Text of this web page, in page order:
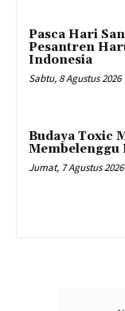
Pasca Hari
Pesantren
Indonesia
Sabtu, 8 Agustus 2026
Budaya Toxic
Membelenggu
Jumat, 7 Agustus 2026